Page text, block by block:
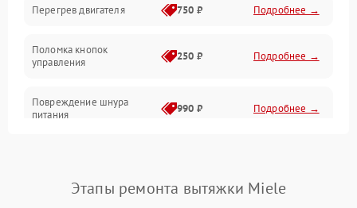
Перегрев двигателя 750 ₽ Подробнее →
Поломка кнопок
управления
250 ₽ Подробнее →
Повреждение шнура
питания
990 ₽ Подробнее →
Этапы ремонта вытяжки Miele